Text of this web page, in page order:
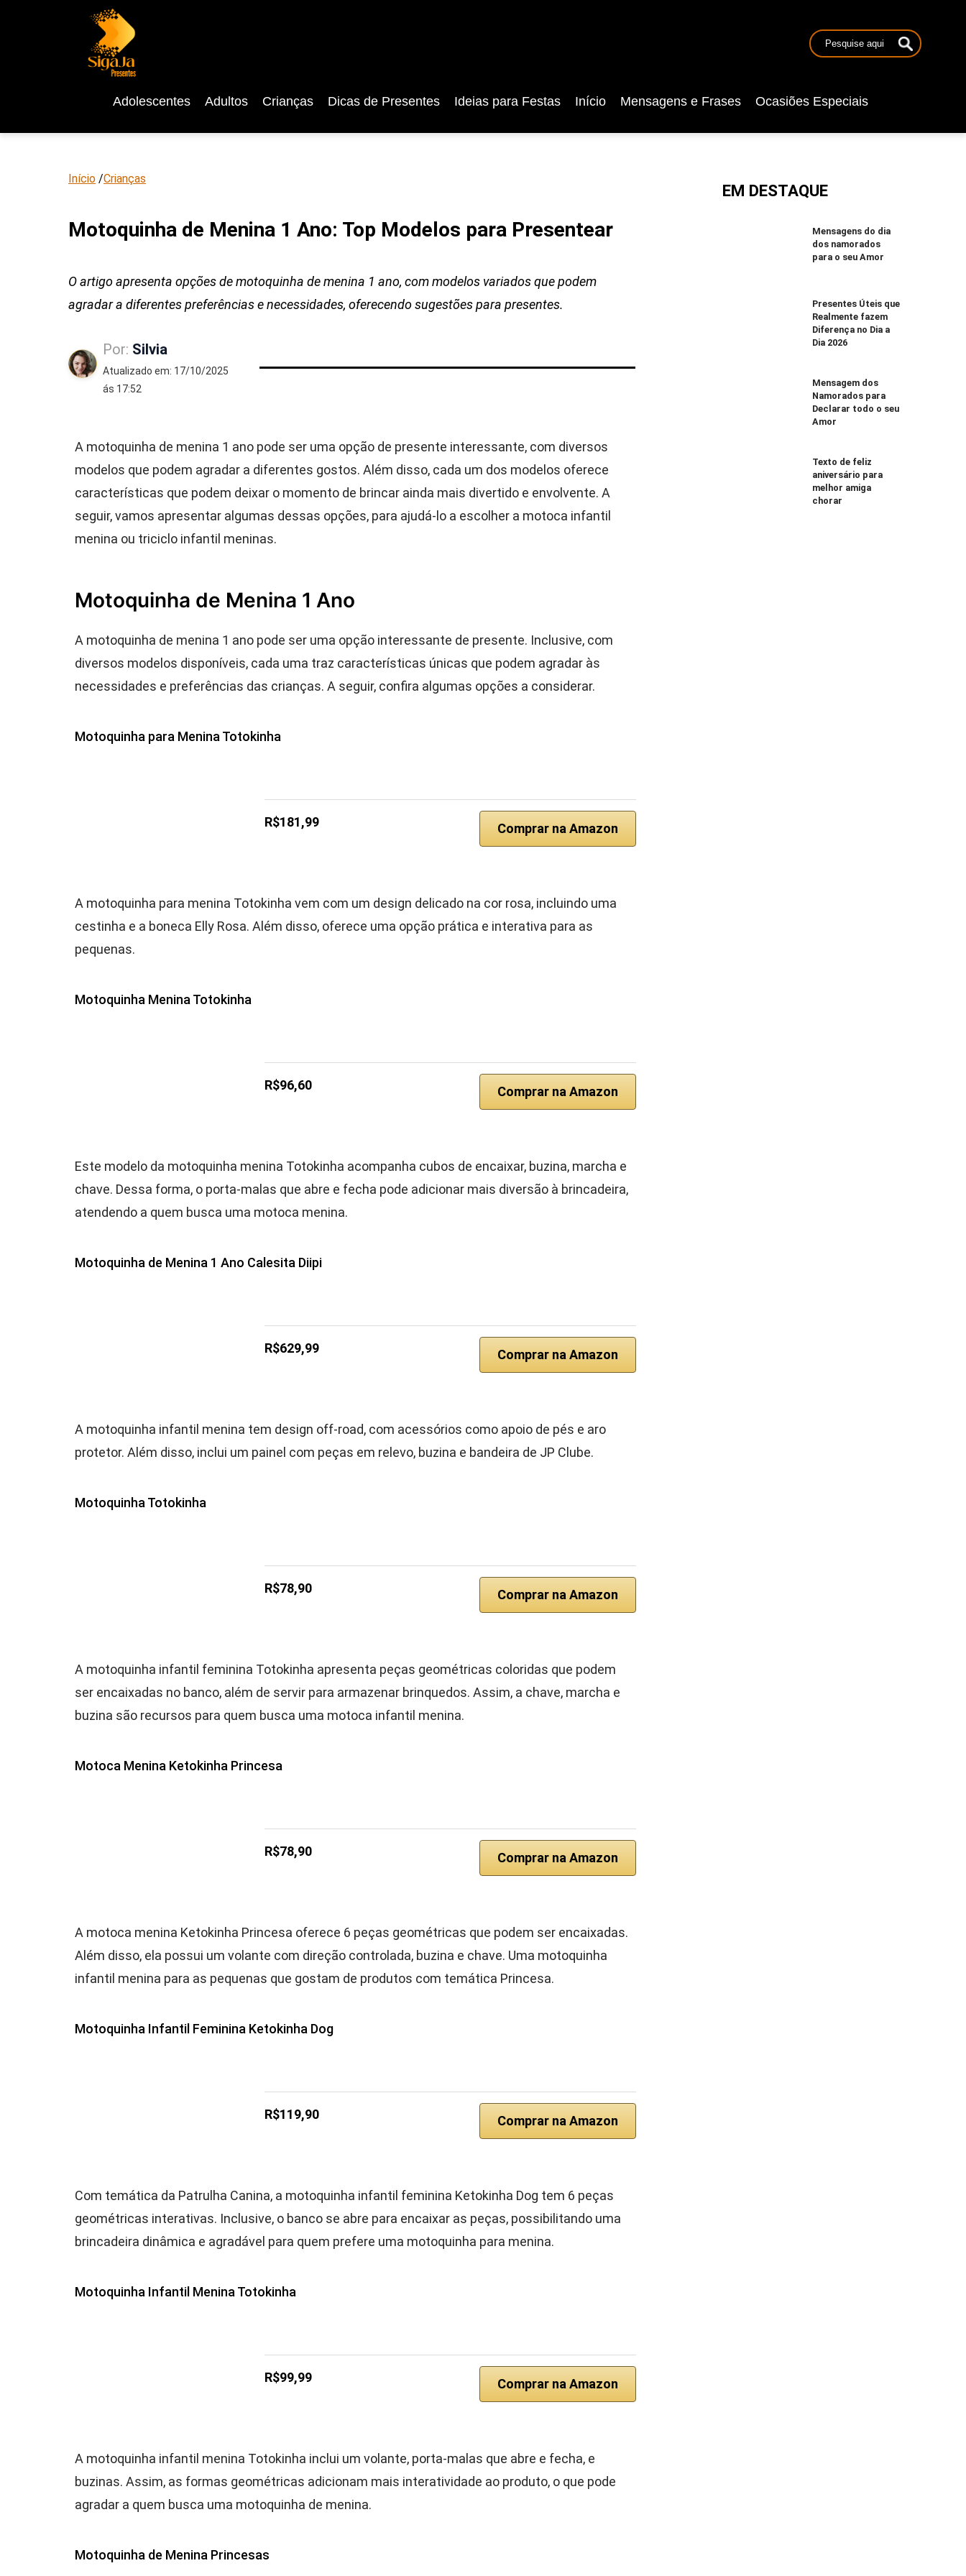
Adolescentes Adultos Crianças Dicas de Presentes Ideias para Festas Início Mensagens e Frases Ocasiões Especiais
Início /Crianças
Motoquinha de Menina 1 Ano: Top Modelos para Presentear
O artigo apresenta opções de motoquinha de menina 1 ano, com modelos variados que podem
agradar a diferentes preferências e necessidades, oferecendo sugestões para presentes.
Por: Silvia
Atualizado em: 17/10/2025
ás 17:52
A motoquinha de menina 1 ano pode ser uma opção de presente interessante, com diversos
modelos que podem agradar a diferentes gostos. Além disso, cada um dos modelos oferece
características que podem deixar o momento de brincar ainda mais divertido e envolvente. A
seguir, vamos apresentar algumas dessas opções, para ajudá-lo a escolher a motoca infantil
menina ou triciclo infantil meninas.
Motoquinha de Menina 1 Ano
A motoquinha de menina 1 ano pode ser uma opção interessante de presente. Inclusive, com
diversos modelos disponíveis, cada uma traz características únicas que podem agradar às
necessidades e preferências das crianças. A seguir, confira algumas opções a considerar.
Motoquinha para Menina Totokinha
R$181,99 Comprar na Amazon
A motoquinha para menina Totokinha vem com um design delicado na cor rosa, incluindo uma
cestinha e a boneca Elly Rosa. Além disso, oferece uma opção prática e interativa para as
pequenas.
Motoquinha Menina Totokinha
R$96,60 Comprar na Amazon
Este modelo da motoquinha menina Totokinha acompanha cubos de encaixar, buzina, marcha e
chave. Dessa forma, o porta-malas que abre e fecha pode adicionar mais diversão à brincadeira,
atendendo a quem busca uma motoca menina.
Motoquinha de Menina 1 Ano Calesita Diipi
R$629,99 Comprar na Amazon
A motoquinha infantil menina tem design off-road, com acessórios como apoio de pés e aro
protetor. Além disso, inclui um painel com peças em relevo, buzina e bandeira de JP Clube.
Motoquinha Totokinha
R$78,90 Comprar na Amazon
A motoquinha infantil feminina Totokinha apresenta peças geométricas coloridas que podem
ser encaixadas no banco, além de servir para armazenar brinquedos. Assim, a chave, marcha e
buzina são recursos para quem busca uma motoca infantil menina.
Motoca Menina Ketokinha Princesa
R$78,90 Comprar na Amazon
A motoca menina Ketokinha Princesa oferece 6 peças geométricas que podem ser encaixadas.
Além disso, ela possui um volante com direção controlada, buzina e chave. Uma motoquinha
infantil menina para as pequenas que gostam de produtos com temática Princesa.
Motoquinha Infantil Feminina Ketokinha Dog
R$119,90 Comprar na Amazon
Com temática da Patrulha Canina, a motoquinha infantil feminina Ketokinha Dog tem 6 peças
geométricas interativas. Inclusive, o banco se abre para encaixar as peças, possibilitando uma
brincadeira dinâmica e agradável para quem prefere uma motoquinha para menina.
Motoquinha Infantil Menina Totokinha
R$99,99 Comprar na Amazon
A motoquinha infantil menina Totokinha inclui um volante, porta-malas que abre e fecha, e
buzinas. Assim, as formas geométricas adicionam mais interatividade ao produto, o que pode
agradar a quem busca uma motoquinha de menina.
Motoquinha de Menina Princesas
EM DESTAQUE
Mensagens do dia
dos namorados
para o seu Amor
Presentes Úteis que
Realmente fazem
Diferença no Dia a
Dia 2026
Mensagem dos
Namorados para
Declarar todo o seu
Amor
Texto de feliz
aniversário para
melhor amiga
chorar